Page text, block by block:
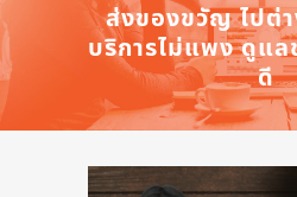
ส่งของขวัญ ไปต่
บริการไม่แพง ดูแ
ดี